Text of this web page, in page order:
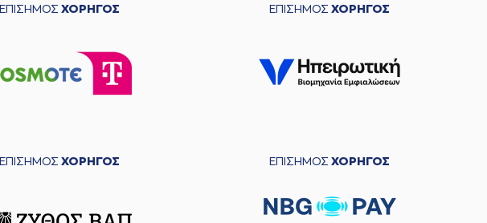
ΕΠΙΣΗΜΟΣ ΧΟΡΗΓΟΣ ΕΠΙΣΗΜΟΣ ΧΟΡΗΓΟΣ
ΕΠΙΣΗΜΟΣ ΧΟΡΗΓΟΣ ΕΠΙΣΗΜΟΣ ΧΟΡΗΓΟΣ